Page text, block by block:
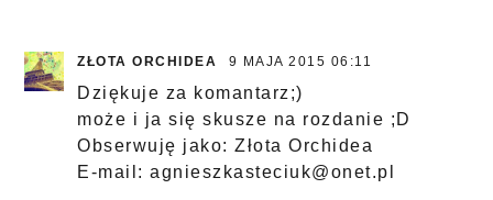
ZŁOTA ORCHIDEA 9 MAJA 2015 06:11
Dziękuje za komantarz;)
może i ja się skusze na rozdanie ;D
Obserwuję jako: Złota Orchidea
E-mail: agnieszkasteciuk@onet.pl